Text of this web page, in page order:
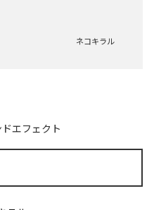
ネコキラル
エフェクト